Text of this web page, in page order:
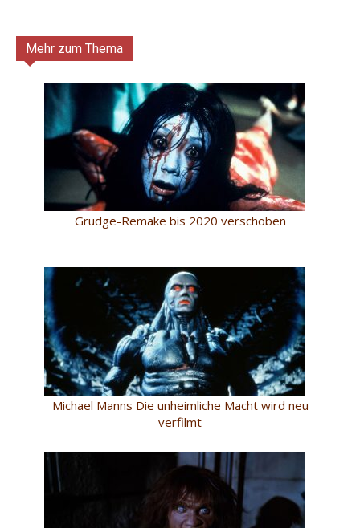
Mehr zum Thema
Grudge-Remake bis 2020 verschoben
Michael Manns Die unheimliche Macht wird neu
verfilmt